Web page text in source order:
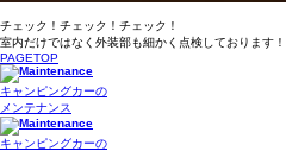
チェック！チェック！チェック！
室内だけではなく外装部も細かく点検しております！
PAGETOP
キャンピングカーの
メンテナンス
キャンピングカーの